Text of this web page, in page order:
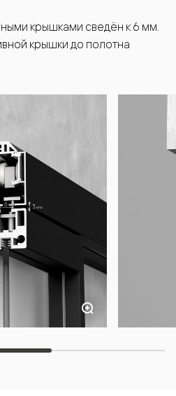
крышками сведён к 6 мм.
крышки до полотна